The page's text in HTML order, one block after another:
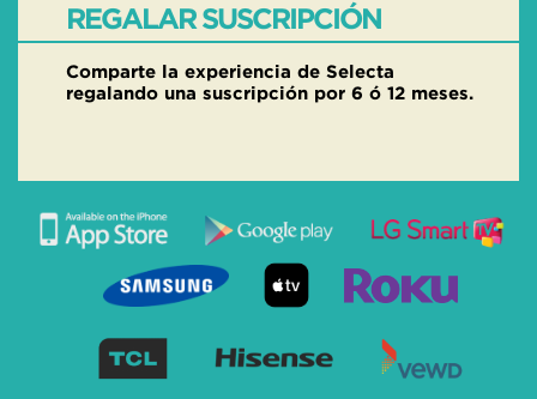
REGALAR SUSCRIPCIÓN
Comparte la experiencia de Selecta
regalando una suscripción por 6 ó 12 meses.